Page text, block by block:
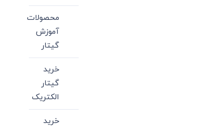
محصولات
آموزش
گیتار
خرید
گیتار
الکتریک
خرید